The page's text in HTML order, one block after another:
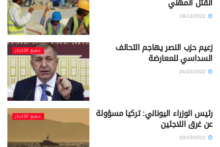
جميع الأخبار زعيم حزب النصر يهاجم التحالف
السداسي للمعارضة
جميع الأخبار رئيس الوزراء اليوناني: تركيا مسؤولة
عن غرق اللاجئين